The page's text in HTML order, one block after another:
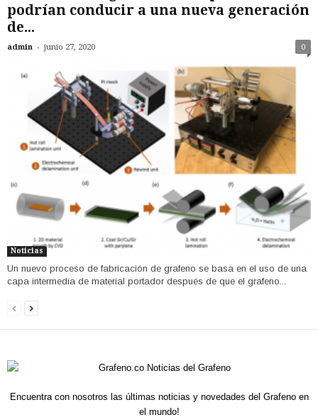
podrían conducir a una nueva generación
de...
admin - junio 27, 2020 0
Noticias
Un nuevo proceso de fabricación de grafeno se basa en el uso de una
capa intermedia de material portador después de que el grafeno...
Encuentra con nosotros las últimas noticias y novedades del Grafeno en
el mundo!